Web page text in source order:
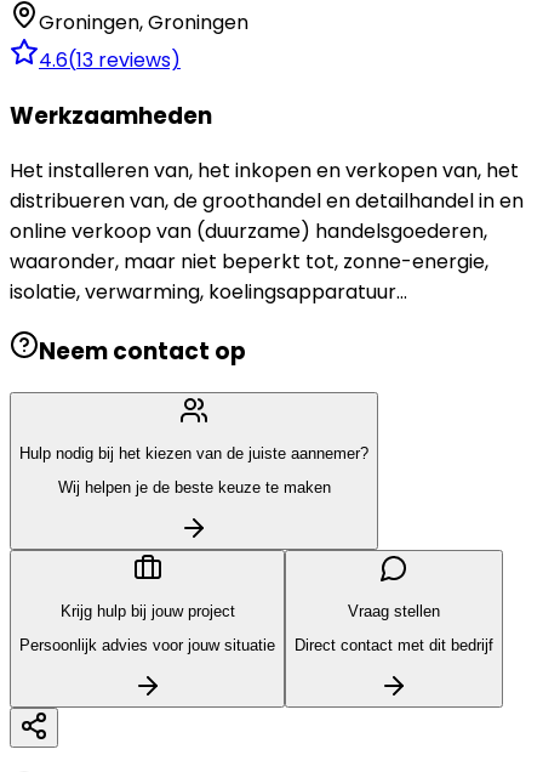
Groningen,Groningen
4.6(13 reviews)
Werkzaamheden
Het installeren van, het inkopen en verkopen van, het
distribueren van, de groothandel en detailhandel in en
online verkoop van (duurzame) handelsgoederen,
waaronder, maar niet beperkt tot, zonne-energie,
isolatie, verwarming, koelingsapparatuur...
Neem contact op
Hulp nodig bij het kiezen van de juiste aannemer?
Wij helpen je de beste keuze te maken
Krijg hulp bij jouw project
Persoonlijk advies voor jouw situatie
Vraag stellen
Direct contact met dit bedrijf